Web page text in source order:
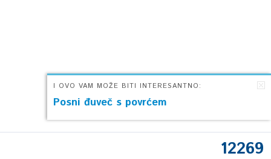
I OVO VAM MOŽE BITI INTERESANTNO:
Posni đuveč s povrćem
12269